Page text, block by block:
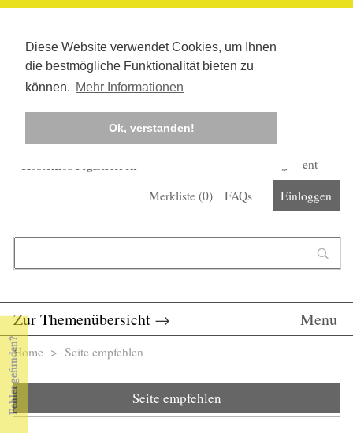
Diese Website verwendet Cookies, um Ihnen
die bestmögliche Funktionalität bieten zu
können. Mehr Informationen
Ok, verstanden!
Kostenlos registrieren
Corona-Management
Merkliste (0) FAQs Einloggen
Zur Themenübersicht → Menu
Sie sind hier
Home > Seite empfehlen
Seite empfehlen